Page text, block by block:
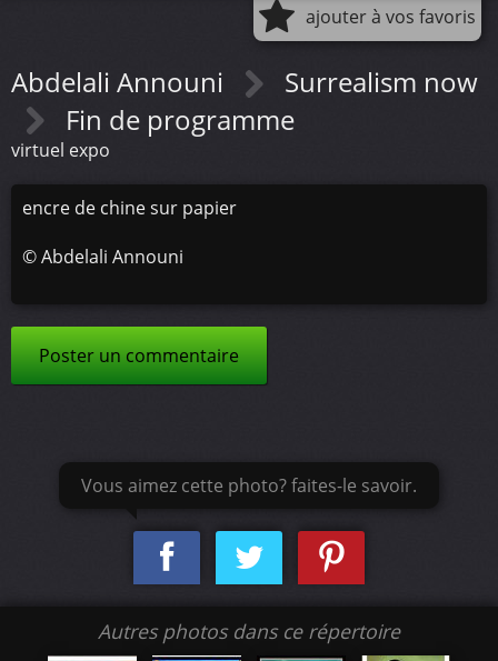
ajouter à vos favoris
Abdelali Announi
Surrealism now
Fin de programme
virtuel expo
encre de chine sur papier
©Abdelali Announi
Poster un commentaire
Vous aimez cette photo? faites-le savoir.
Autres photos dans ce répertoire